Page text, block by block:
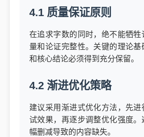
4.1 质量保证原则
在追求字数的同时，绝不能牺牲
量和论证完整性。关键的理论基
和核心结论必须得到充分保留。
4.2 渐进优化策略
建议采用渐进式优化方法，先进
试效果，再逐步调整优化强度。
幅删减导致的内容缺失。